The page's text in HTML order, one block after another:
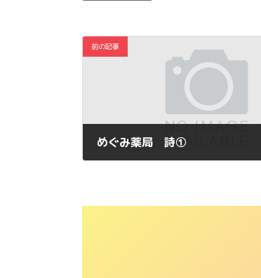
前の記事
めぐみ薬局 詩①